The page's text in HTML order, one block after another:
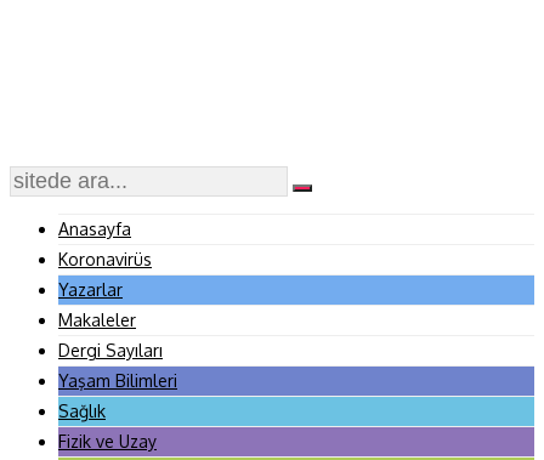
Anasayfa
Koronavirüs
Yazarlar
Makaleler
Dergi Sayıları
Yaşam Bilimleri
Sağlık
Fizik ve Uzay